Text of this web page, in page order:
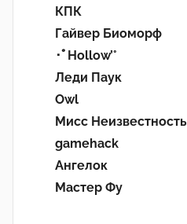
КПК
Гайвер Биоморф
･ﾟHollow’°
Леди Паук
Owl
Мисс Неизвестность
gamehack
Ангелок
Мастер Фу